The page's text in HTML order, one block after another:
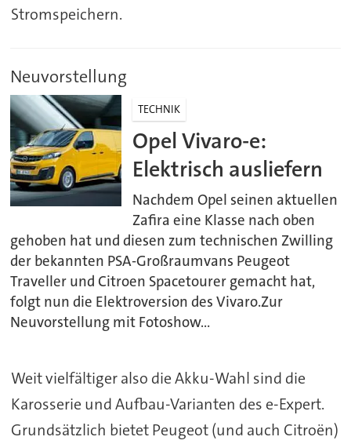
Stromspeichern.
Neuvorstellung
TECHNIK
Opel Vivaro-e:
Elektrisch ausliefern
Nachdem Opel seinen aktuellen
Zafira eine Klasse nach oben
gehoben hat und diesen zum technischen Zwilling
der bekannten PSA-Großraumvans Peugeot
Traveller und Citroen Spacetourer gemacht hat,
folgt nun die Elektroversion des Vivaro.Zur
Neuvorstellung mit Fotoshow...
Weit vielfältiger also die Akku-Wahl sind die
Karosserie und Aufbau-Varianten des e-Expert.
Grundsätzlich bietet Peugeot (und auch Citroën)